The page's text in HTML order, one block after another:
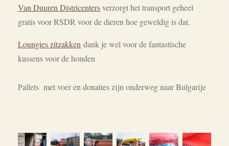
Van Duuren Districentersverzorgt het transport geheel
gratis voor RSDR voor de dieren hoe geweldig is dat.
Loungies zitzakken dank je wel voor de fantastische
kussens voor de honden
Pallets met voer en donaties zijn onderweg naar Bulgarije